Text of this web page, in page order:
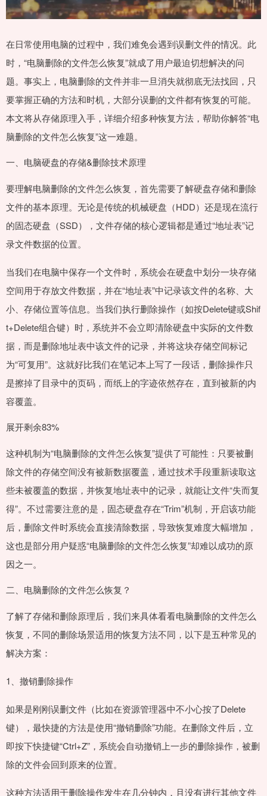
在日常使用电脑的过程中，我们难免会遇到误删文件的情况。此
时，“电脑删除的文件怎么恢复”就成了用户最迫切想解决的问
题。事实上，电脑删除的文件并非一旦消失就彻底无法找回，只
要掌握正确的方法和时机，大部分误删的文件都有恢复的可能。
本文将从存储原理入手，详细介绍多种恢复方法，帮助你解答“电
脑删除的文件怎么恢复”这一难题。
一、电脑硬盘的存储&删除技术原理
要理解电脑删除的文件怎么恢复，首先需要了解硬盘存储和删除
文件的基本原理。无论是传统的机械硬盘（HDD）还是现在流行
的固态硬盘（SSD），文件存储的核心逻辑都是通过“地址表”记
录文件数据的位置。
当我们在电脑中保存一个文件时，系统会在硬盘中划分一块存储
空间用于存放文件数据，并在“地址表”中记录该文件的名称、大
小、存储位置等信息。当我们执行删除操作（如按Delete键或Shif
t+Delete组合键）时，系统并不会立即清除硬盘中实际的文件数
据，而是删除地址表中该文件的记录，并将这块存储空间标记
为“可复用”。这就好比我们在笔记本上写了一段话，删除操作只
是擦掉了目录中的页码，而纸上的字迹依然存在，直到被新的内
容覆盖。
展开剩余83%
这种机制为“电脑删除的文件怎么恢复”提供了可能性：只要被删
除文件的存储空间没有被新数据覆盖，通过技术手段重新读取这
些未被覆盖的数据，并恢复地址表中的记录，就能让文件“失而复
得”。不过需要注意的是，固态硬盘存在“Trim”机制，开启该功能
后，删除文件时系统会直接清除数据，导致恢复难度大幅增加，
这也是部分用户疑惑“电脑删除的文件怎么恢复”却难以成功的原
因之一。
二、电脑删除的文件怎么恢复？
了解了存储和删除原理后，我们来具体看看电脑删除的文件怎么
恢复，不同的删除场景适用的恢复方法不同，以下是五种常见的
解决方案：
1、撤销删除操作
如果是刚刚误删文件（比如在资源管理器中不小心按了Delete
键），最快捷的方法是使用“撤销删除”功能。在删除文件后，立
即按下快捷键“Ctrl+Z”，系统会自动撤销上一步的删除操作，被删
除的文件会回到原来的位置。
这种方法适用于删除操作发生在几分钟内，且没有进行其他文件